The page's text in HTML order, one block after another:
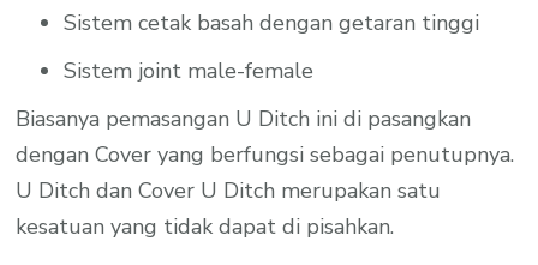
Sistem cetak basah dengan getaran tinggi
Sistem joint male-female
Biasanya pemasangan U Ditch ini di pasangkan
dengan Cover yang berfungsi sebagai penutupnya.
U Ditch dan Cover U Ditch merupakan satu
kesatuan yang tidak dapat di pisahkan.